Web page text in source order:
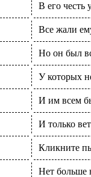
В его честь
Все жали
Но он был
У которых
И им всем
И только
Кликните
Нет больше